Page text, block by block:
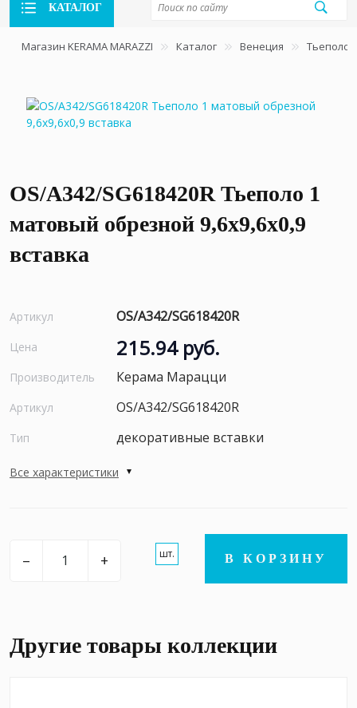
КАТАЛОГ
Магазин KERAMA MARAZZI Каталог Венеция Тьеполо
OS/A342/SG618420R Тьеполо 1
матовый обрезной 9,6x9,6x0,9
вставка
Артикул OS/A342/SG618420R
Цена 215.94 руб.
Производитель Керама Марацци
Артикул OS/A342/SG618420R
Тип декоративные вставки
Все характеристики
– + шт. В КОРЗИНУ
Другие товары коллекции